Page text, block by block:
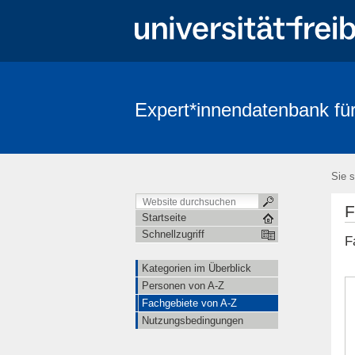
Expert*innendatenbank
Sie
Startseite
Schnellzugriff
Kategorien im Überblick
Personen von A-Z
Fachgebiete von A-Z
Nutzungsbedingungen